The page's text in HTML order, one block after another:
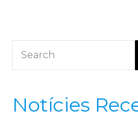
Notícies